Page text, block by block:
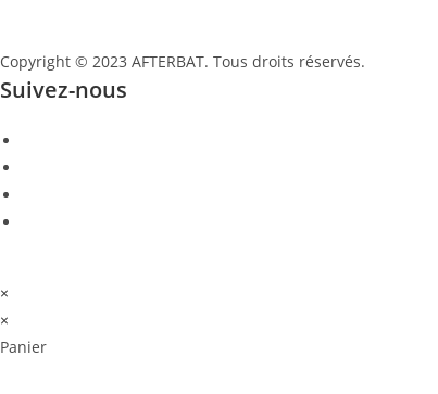
Copyright © 2023 AFTERBAT. Tous droits réservés.
Suivez-nous
×
×
Panier